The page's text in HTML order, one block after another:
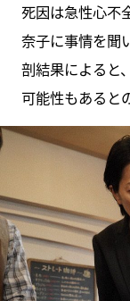
死因は急性心不
奈子に事情を聞
剖結果によると
可能性もあると